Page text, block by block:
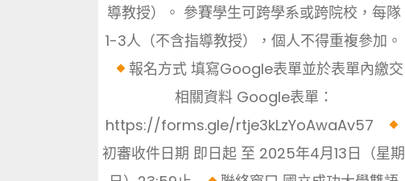
導教授）。 參賽學生可跨學系或跨院校，每隊
1-3人（不含指導教授），個人不得重複參加。
報名方式 填寫Google表單並於表單內繳交
相關資料 Google表單：
https://forms.gle/rtje3kLzYoAwaAv57
初審收件日期 即日起 至 2025年4月13日（星期